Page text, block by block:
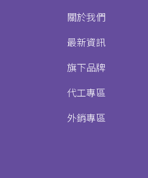
關於我們
最新資訊
旗下品牌
代工專區
外銷專區